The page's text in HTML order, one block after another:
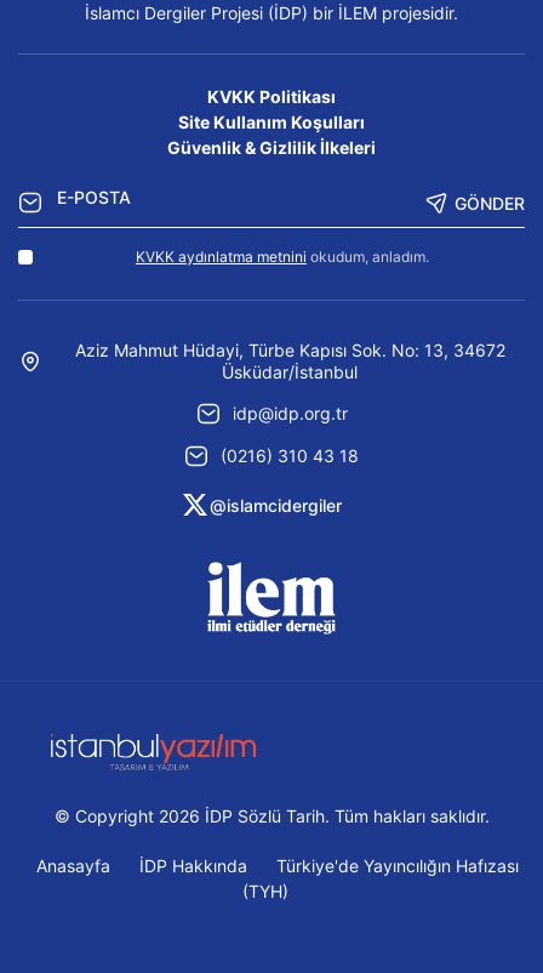
İslamcı Dergiler Projesi (İDP) bir İLEM projesidir.
KVKK Politikası
Site Kullanım Koşulları
Güvenlik & Gizlilik İlkeleri
GÖNDER
KVKK aydınlatma metnini okudum, anladım.
Aziz Mahmut Hüdayi, Türbe Kapısı Sok. No: 13, 34672
Üsküdar/İstanbul
idp@idp.org.tr
(0216) 310 43 18
@islamcidergiler
© Copyright 2026 İDP Sözlü Tarih. Tüm hakları saklıdır.
Anasayfa İDP Hakkında
Türkiye'de Yayıncılığın Hafızası
(TYH)